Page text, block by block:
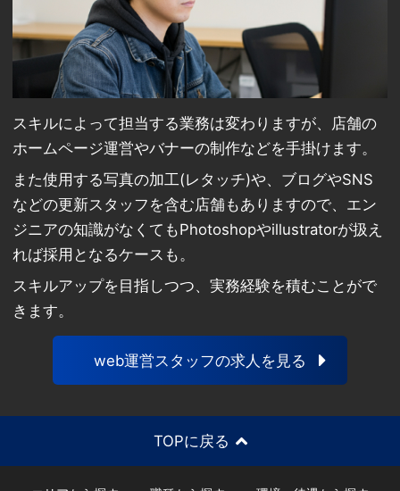
スキルによって担当する業務は変わりますが、店舗の
ホームページ運営やバナーの制作などを手掛けます。
また使用する写真の加工(レタッチ)や、ブログやSNS
などの更新スタッフを含む店舗もありますので、エン
ジニアの知識がなくてもPhotoshopやillustratorが扱え
れば採用となるケースも。
スキルアップを目指しつつ、実務経験を積むことがで
きます。
web運営スタッフの求人を見る
TOPに戻る